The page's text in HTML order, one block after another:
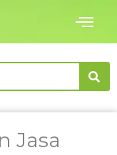
Jasa